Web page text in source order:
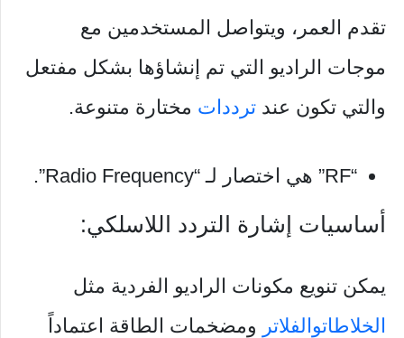
تقدم العمر، ويتواصل المستخدمين مع
موجات الراديو التي تم إنشاؤها بشكل مفتعل
والتي تكون عند ترددات مختارة متنوعة.
“RF” هي اختصار لـ “Radio Frequency”.
أساسيات إشارة التردد اللاسلكي:
يمكن تنويع مكونات الراديو الفردية مثل
الخلاطاتوالفلاتر ومضخمات الطاقة اعتماداً